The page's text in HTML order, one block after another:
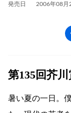
発売日 2006年08月
第135回芥川
暑い夏の一日。